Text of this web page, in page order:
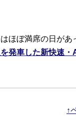
はほぼ満席の日が
発車した新快速
↑